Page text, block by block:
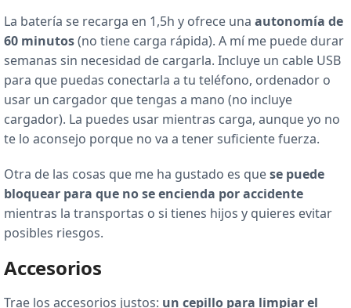
La batería se recarga en 1,5h y ofrece una autonomía de
60 minutos(no tiene carga rápida). A mí me puede durar
semanas sin necesidad de cargarla. Incluye un cable USB
para que puedas conectarla a tu teléfono, ordenador o
usar un cargador que tengas a mano (no incluye
cargador). La puedes usar mientras carga, aunque yo no
te lo aconsejo porque no va a tener suficiente fuerza.
Otra de las cosas que me ha gustado es quese puede
bloquear para que no se encienda por accidente
mientras la transportas o si tienes hijos y quieres evitar
posibles riesgos.
Accesorios
Trae los accesorios justos: un cepillo para limpiar el